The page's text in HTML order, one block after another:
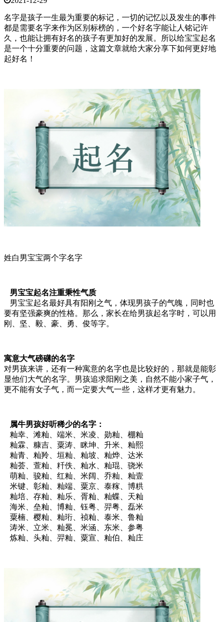
名字是孩子一生最为重要的标记，一切的记忆以及发生的事件
都是需要名字来作为区别标榜的，一个好名字能让人铭记许
久，也能让拥有好名的孩子有更加好的发展。所以给宝宝起名
是一个十分重要的问题，这篇文章就给大家分享下如何更好地
起好名！
姓白男宝宝两个字名字
男宝宝起名注重秉性气质
男宝宝起名最好具有阳刚之气，体现男孩子的气魄，同时也
要有坚强豪爽的性格。那么，家长在给男孩起名字时，可以用
刚、坚、毅、豪、勇、俊等字。
寓意大气磅礴的名字
对男孩来讲，还有一种寓意的名字也是比较好的，那就是能彰
显他们大气的名字。男孩追求阳刚之美，自然不能小家子气，
更不能有女子气，而一定要大气一些，这样才更有魅力。
属牛男孩好听稀少的名字：
籼幸、滩籼、端米、米凌、勋籼、棚籼
籼霖、糠吉、粟涛、眯坤、升米、籼熙
籼青、籼羚、垣籼、籼坡、籼烨、达米
籼荟、萱籼、粁佚、籼水、籼琨、骁米
萌籼、骏籼、红籼、米阔、乔籼、籼壹
米键、彰籼、籼端、粟京、泰糘、博粠
籼培、存籼、籼乐、胥籼、籼蝶、天籼
海米、垒籼、博籼、钰粤、羿粤、磊米
粟楠、樱籼、籼珩、祯籼、泰米、鲁籼
涛米、立米、籼冕、米涵、东米、参粤
炼籼、头籼、羿籼、粟宣、籼伯、籼庄